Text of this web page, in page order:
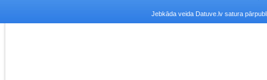
Jebkāda veida Datuve.lv satura